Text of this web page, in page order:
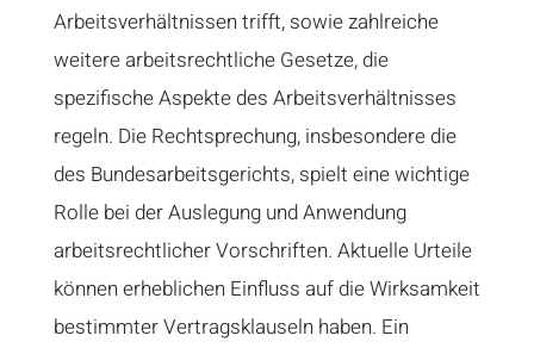
Arbeitsverhältnissen trifft, sowie zahlreiche
weitere arbeitsrechtliche Gesetze, die
spezifische Aspekte des Arbeitsverhältnisses
regeln. Die Rechtsprechung, insbesondere die
des Bundesarbeitsgerichts, spielt eine wichtige
Rolle bei der Auslegung und Anwendung
arbeitsrechtlicher Vorschriften. Aktuelle Urteile
können erheblichen Einfluss auf die Wirksamkeit
bestimmter Vertragsklauseln haben. Ein